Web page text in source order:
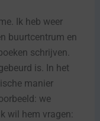
Ik heb weer
buurtcentrum en
schrijven.
is. In het
manier
we
wil hem vragen: